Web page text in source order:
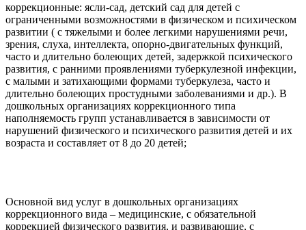
коррекционные: ясли-сад, детский сад для детей с
ограниченными возможностями в физическом и психическом
развитии ( с тяжелыми и более легкими нарушениями речи,
зрения, слуха, интеллекта, опорно-двигательных функций,
часто и длительно болеющих детей, задержкой психического
развития, с ранними проявлениями туберкулезной инфекции,
с малыми и затихающими формами туберкулеза, часто и
длительно болеющих простудными заболеваниями и др.). В
дошкольных организациях коррекционного типа
наполняемость групп устанавливается в зависимости от
нарушений физического и психического развития детей и их
возраста и составляет от 8 до 20 детей;
Основной вид услуг в дошкольных организациях
коррекционного вида – медицинские, с обязательной
коррекцией физического развития, и развивающие, с